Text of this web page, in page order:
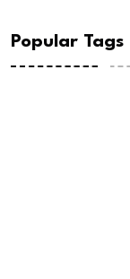
Popular Tags